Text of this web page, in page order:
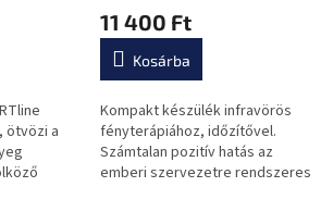
ötvözi a
átlagos
értékelése
0,0
csillag.
11 400 Ft
Kosárba
Kompakt készülék infravörös
fényterápiához, időzítővel.
Számtalan pozitív hatás az
emberi szervezetre rendszeres